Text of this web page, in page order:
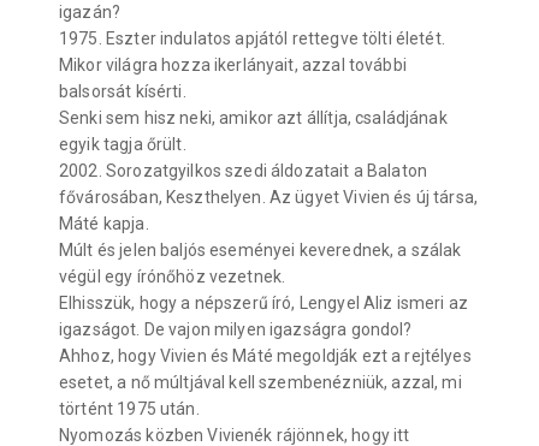
igazán?
1975. Eszter indulatos apjától rettegve tölti életét.
Mikor világra hozza ikerlányait, azzal további
balsorsát kísérti.
Senki sem hisz neki, amikor azt állítja, családjának
egyik tagja őrült.
2002. Sorozatgyilkos szedi áldozatait a Balaton
fővárosában, Keszthelyen. Az ügyet Vivien és új társa,
Máté kapja.
Múlt és jelen baljós eseményei keverednek, a szálak
végül egy írónőhöz vezetnek.
Elhisszük, hogy a népszerű író, Lengyel Aliz ismeri az
igazságot. De vajon milyen igazságra gondol?
Ahhoz, hogy Vivien és Máté megoldják ezt a rejtélyes
esetet, a nő múltjával kell szembenézniük, azzal, mi
történt 1975 után.
Nyomozás közben Vivienék rájönnek, hogy itt